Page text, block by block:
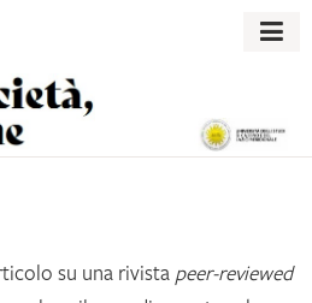
su una rivista peer-reviewed